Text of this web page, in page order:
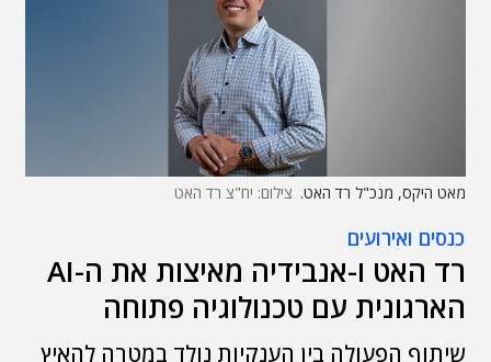
מאט היקס, מנכ"ל רד האט. צילום: יח"צ רד האט
כנסים ואירועים
רד האט ו-אנבידיה מאיצות את ה-AI
הארגונית עם טכנולוגיה פתוחה
שיתוף הפעולה בין הענקיות נולד במטרה להאיץ